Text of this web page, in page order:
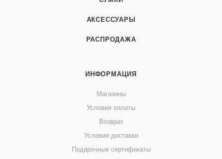
АКСЕССУАРЫ
РАСПРОДАЖА
ИНФОРМАЦИЯ
Магазины
Условия оплаты
Возврат
Условия доставки
Подарочные сертификаты